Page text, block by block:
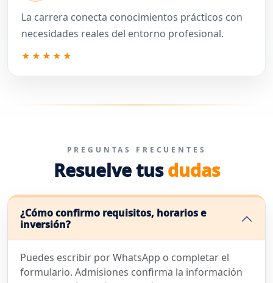
La carrera conecta conocimientos prácticos con
necesidades reales del entorno profesional.
★★★★★
PREGUNTAS FRECUENTES
Resuelve tusdudas
¿Cómo confirmo requisitos, horarios e
inversión?
Puedes escribir por WhatsApp o completar el
formulario. Admisiones confirma la información